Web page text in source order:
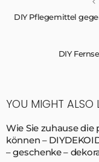
DIY Pflegemittel
DIY
YOU MIGHT ALSO
Wie Sie zuhause
können –
– geschenke –